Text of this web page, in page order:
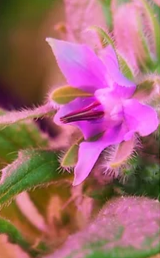
種金盞花，製作一杯屬於你嘅金盞花茶啦～ ⚠️ 溫
提示： 首次飲用花茶，建議先試少量，確保沒有
敏反應。 孕婦、哺乳中女士或正在服用藥物者，
用前請先諮詢醫生。 ✅..